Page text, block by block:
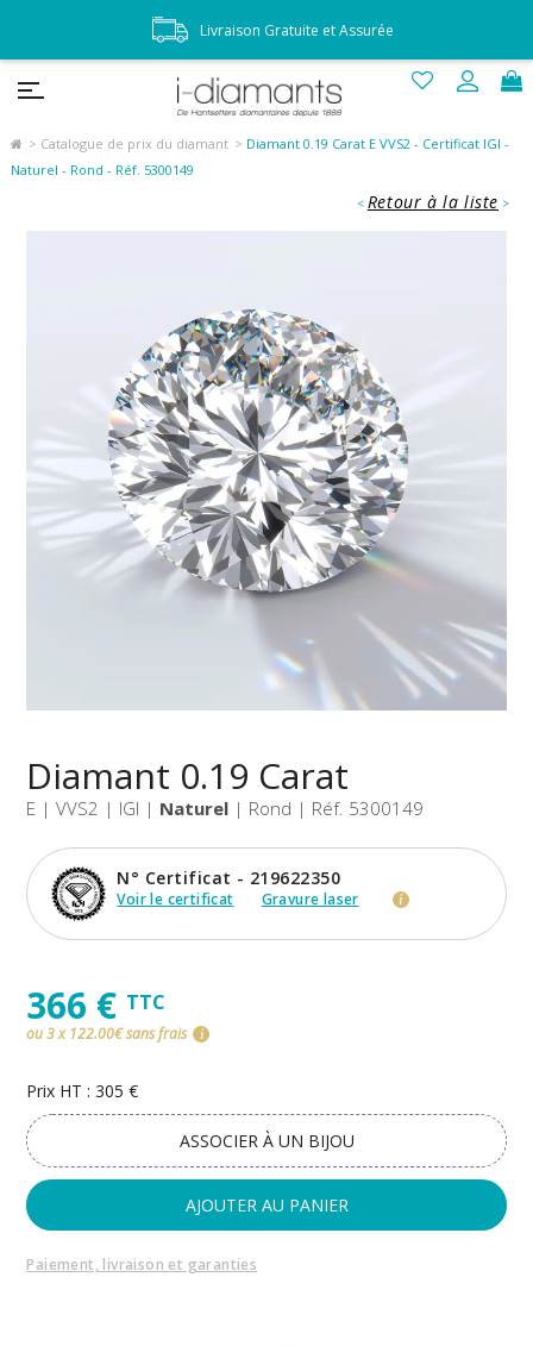
Catalogue de prix du diamant
Diamant 0.19 Carat E VVS2 - Certificat IGI -
Naturel - Rond - Réf. 5300149
< Retour à la liste >
Diamant 0.19 Carat
E | VVS2 | IGI | Naturel | Rond | Réf. 5300149
N° Certificat - 219622350
Voir le certificat Gravure laser i
366 € TTC
ou 3 x 122.00€ sans frais i
Prix HT : 305 €
ASSOCIER À UN BIJOU
AJOUTER AU PANIER
Paiement, livraison et garanties
Livraison Gratuite et Assurée